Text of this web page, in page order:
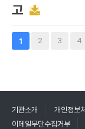
고
1 2 3 4
기관소개 개인정보
이메일무단수집거부